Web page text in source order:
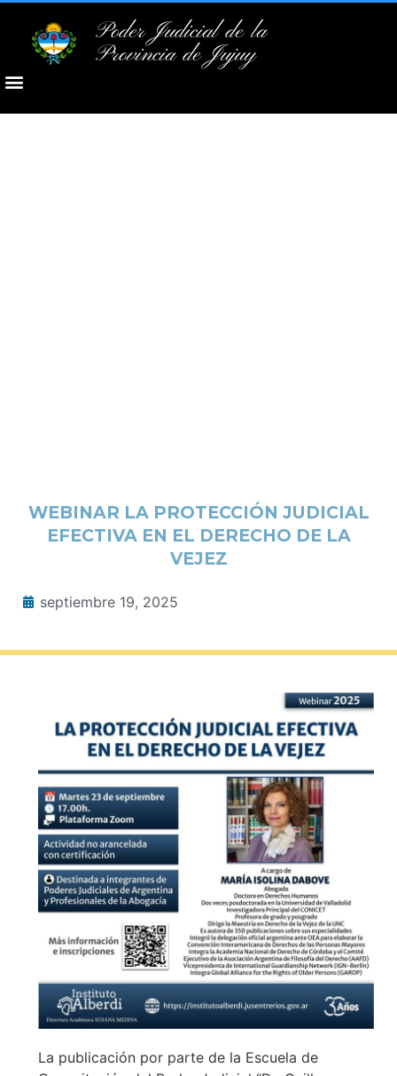
Poder Judicial de la
Provincia de Jujuy
WEBINAR LA PROTECCIÓN JUDICIAL
EFECTIVA EN EL DERECHO DE LA
VEJEZ
septiembre 19, 2025
La publicación por parte de la Escuela de